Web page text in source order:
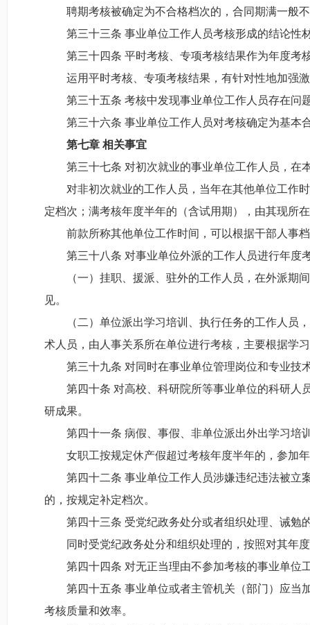
聘期考核被确定为不合格档次的，合同期满一般不
第三十三条 事业单位工作人员考核形成的结论性
第三十四条 平时考核、专项考核结果作为年度考
运用平时考核、专项考核结果，有针对性地加强激
第三十五条 考核中发现事业单位工作人员存在问
第三十六条 事业单位工作人员对考核确定为基本
第七章 相关事宜
第三十七条 对初次就业的事业单位工作人员，在
对非初次就业的工作人员，当年在其他单位工作时
定档次；满考核年度半年的（含试用期），由其现所
前款所称其他单位工作时间，可以根据干部人事档
第三十八条 对事业单位外派的工作人员进行年度
（一）挂职、援派、驻外的工作人员，在外派期间
见。
（二）单位派出学习培训、执行任务的工作人员，
术人员，由人事关系所在单位进行考核，主要根据学
第三十九条 对同时在事业单位管理岗位和专业技
第四十条 对高校、科研院所等事业单位的科研人
研成果。
第四十一条 病假、事假、非单位派出外出学习培
女职工按规定休产假超过考核年度半年的，参加年
第四十二条 事业单位工作人员涉嫌违纪违法被立
的，按规定补定档次。
第四十三条 受党纪政务处分或者组织处理、诫勉
同时受党纪政务处分和组织处理的，按照对其年度
第四十四条 对无正当理由不参加考核的事业单位
第四十五条 事业单位或者主管机关（部门）应当
考核质量和效率。